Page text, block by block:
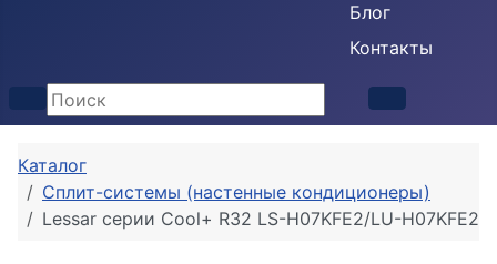
Блог
Контакты
Каталог
Сплит-системы (настенные кондиционеры)
Lessar серии Cool+ R32 LS-H07KFE2/LU-H07KFE2